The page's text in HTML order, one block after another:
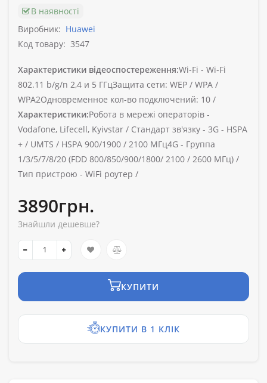
В наявності
Виробник: Huawei
Код товару: 3547
Характеристики відеоспостереження:Wi-Fi - Wi-Fi
802.11 b/g/n 2,4 и 5 ГГцЗащита сети: WEP / WPA /
WPA2Одновременное кол-во подключений: 10 /
Характеристики:Робота в мережі операторів -
Vodafone, Lifecell, Kyivstar / Стандарт зв'язку - 3G - HSPA
+ / UMTS / HSPA 900/1900 / 2100 МГц4G - Группа
1/3/5/7/8/20 (FDD 800/850/900/1800/ 2100 / 2600 МГц) /
Тип пристрою - WiFi роутер /
3890грн.
Знайшли дешевше?
КУПИТИ
КУПИТИ В 1 КЛІК